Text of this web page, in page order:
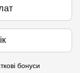
бонуси